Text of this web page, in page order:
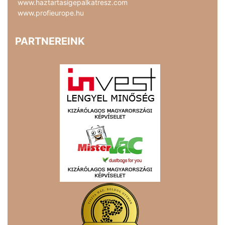
www.haztartasigepalkatresz.com
www.profieurope.hu
PARTNEREINK